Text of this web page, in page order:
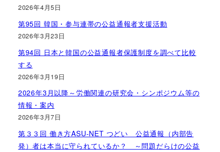
2026年4月5日
第95回 韓国・参与連帯の公益通報者支援活動
2026年3月23日
第94回 日本と韓国の公益通報者保護制度を調べて比較
する
2026年3月19日
2026年3月以降～労働関連の研究会・シンポジウム等の
情報・案内
2026年3月7日
第３３回 働き方ASU-NET つどい 公益通報（内部告
発）者は本当に守られているか？ ～問題だらけの公益